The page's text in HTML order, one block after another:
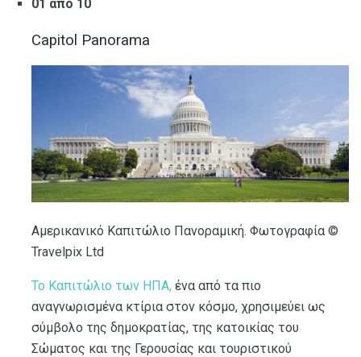
01 από 10
Capitol Panorama
Αμερικανικό Καπιτώλιο Πανοραμική. Φωτογραφία ©
Travelpix Ltd
Το Καπιτώλιο των ΗΠΑ, ένα από τα πιο
αναγνωρισμένα κτίρια στον κόσμο, χρησιμεύει ως
σύμβολο της δημοκρατίας, της κατοικίας του
Σώματος και της Γερουσίας και τουριστικού